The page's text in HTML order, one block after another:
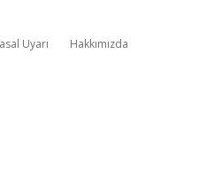
Uyarı Hakkımızda